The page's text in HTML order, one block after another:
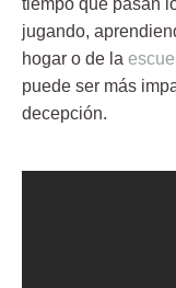
tiempo que pasan
jugando,
hogar o de la
puede ser más
decepción.